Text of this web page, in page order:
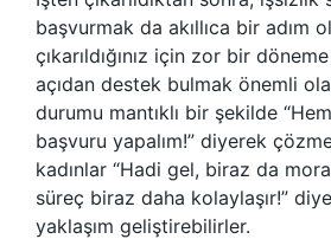
başvurmak da akıllıca bir adım
çıkarıldığınız için zor bir
açıdan destek bulmak önemli
durumu mantıklı bir şekilde
başvuru yapalım!” diyerek
kadınlar “Hadi gel, biraz da
süreç biraz daha kolaylaşır!”
yaklaşım geliştirebilirler.